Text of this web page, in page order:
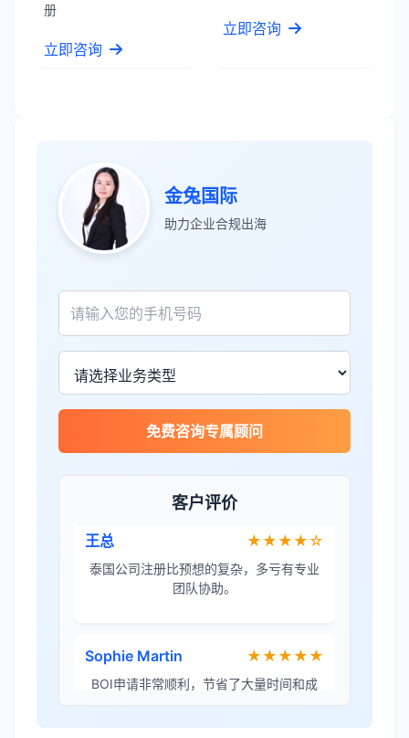
册
立即咨询
立即咨询
金兔国际
助力企业合规出海
免费咨询专属顾问
客户评价
张先生
服务专业高效，一周就完成了泰国公司注
James Wilson ★★★★★
金兔国际帮我们完成了泰国建厂的所有法
王总 ★★★★☆
泰国公司注册比预想的复杂，多亏有专业
团队协助。
Sophie Martin ★★★★★
BOI申请非常顺利，节省了大量时间和成